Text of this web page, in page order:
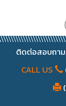
ติดต่อสอบถาม
CALL US